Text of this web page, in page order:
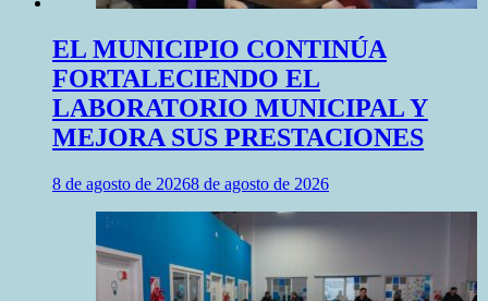
EL MUNICIPIO CONTINÚA
FORTALECIENDO EL
LABORATORIO MUNICIPAL Y
MEJORA SUS PRESTACIONES
8 de agosto de 20268 de agosto de 2026